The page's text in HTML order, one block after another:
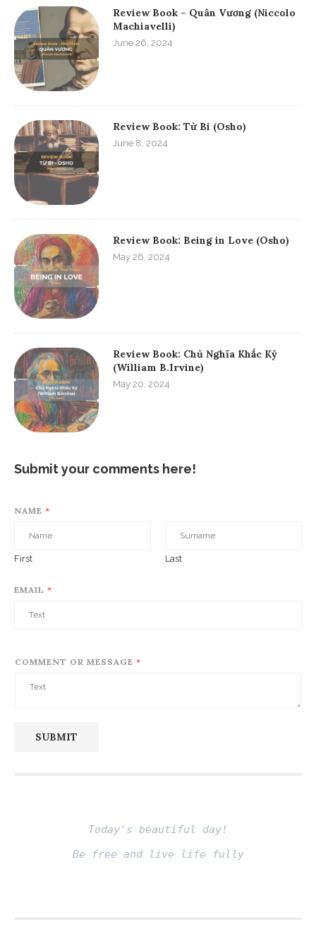
Review Book – Quân Vương (Niccolo
Machiavelli)
June 26, 2024
Review Book: Từ Bi (Osho)
June 8, 2024
Review Book: Being in Love (Osho)
May 26, 2024
Review Book: Chủ Nghĩa Khắc Kỷ
(William B.Irvine)
May 20, 2024
Submit your comments here!
NAME *
First Last
EMAIL *
COMMENT OR MESSAGE *
SUBMIT
Today's beautiful day!
Be free and live life fully